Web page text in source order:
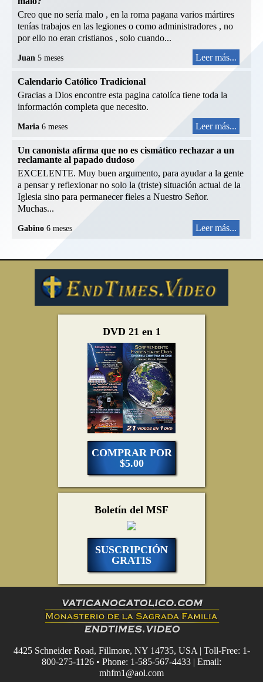
Creo que no sería malo , en la roma pagana varios mártires
tenías trabajos en las legiones o como administradores , no
por ello no eran cristianos , solo cuando...
Juan 5 meses Leer más...
Calendario Católico Tradicional
Gracias a Dios encontre esta pagina catolíca tiene toda la
información completa que necesito.
Maria 6 meses Leer más...
Un canonista afirma que no es cismático rechazar a un
reclamante al papado dudoso
EXCELENTE. Muy buen argumento, para ayudar a la gente
a pensar y reflexionar no solo la (triste) situación actual de la
Iglesia sino para permanecer fieles a Nuestro Señor.
Muchas...
Gabino 6 meses Leer más...
DVD 21 en 1
COMPRAR POR
$5.00
Boletín del MSF
SUSCRIPCIÓN
GRATIS
4425 Schneider Road, Fillmore, NY 14735, USA | Toll-Free: 1-
800-275-1126 • Phone: 1-585-567-4433 | Email:
mhfm1@aol.com